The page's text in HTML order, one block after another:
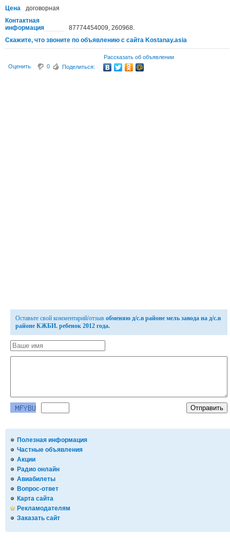
Полезная информация
Частные объявления
Акции
Радио онлайн
Авиабилеты
Вопрос-ответ
Карта сайта
Рекламодателям
Заказать сайт
Цена
договорная
Контактная
информация
87774454009, 260968.
Скажите, что звоните по объявлению с сайта Kostanay.asia
Рассказать об объявлении
Оценить
0 Поделиться:
Оставьте свой комментарий/отзыв обменяю д/с.в районе мель завода на д/с.в
районе КЖБИ. ребенок 2012 года.